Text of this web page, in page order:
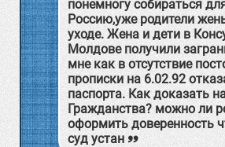
понемногу собираться
Россию,уже родители
уходе. Жена и дети в
Молдове получили
мне как в отсутствие
прописки на 6.02.92
паспорта. Как доказать
Гражданства? можно ли
оформить доверенность
суд устан